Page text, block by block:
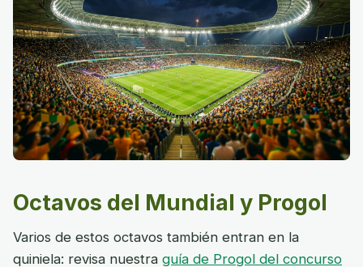
Octavos del Mundial y Progol
Varios de estos octavos también entran en la
quiniela: revisa nuestra guía de Progol del concurso